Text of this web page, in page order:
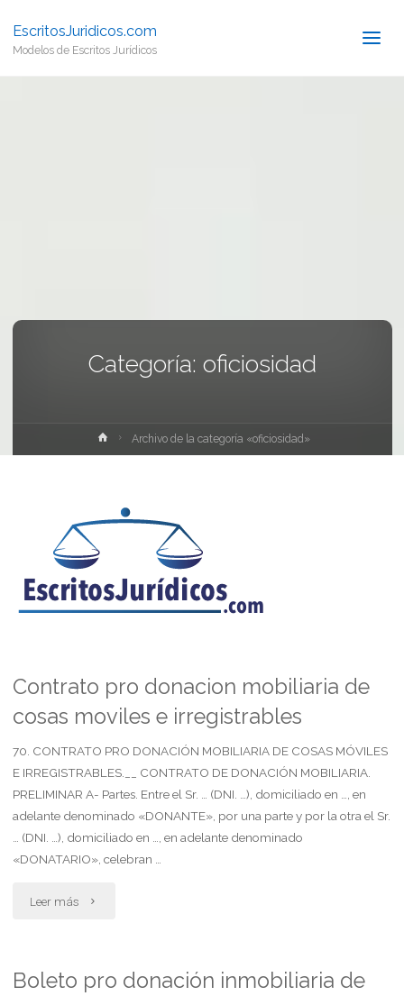
EscritosJuridicos.com
Modelos de Escritos Jurídicos
Categoría: oficiosidad
InicioArchivo de la categoría «oficiosidad»
Contrato pro donacion mobiliaria de
cosas moviles e irregistrables
70. CONTRATO PRO DONACIÓN MOBILIARIA DE COSAS MÓVILES
E IRREGISTRABLES.__ CONTRATO DE DONACIÓN MOBILIARIA.
PRELIMINAR A- Partes. Entre el Sr. … (DNI. …), domiciliado en …, en
adelante denominado «DONANTE», por una parte y por la otra el Sr.
… (DNI. …), domiciliado en …, en adelante denominado
«DONATARIO», celebran …
Leer más "Contrato
Boleto pro donación inmobiliaria de